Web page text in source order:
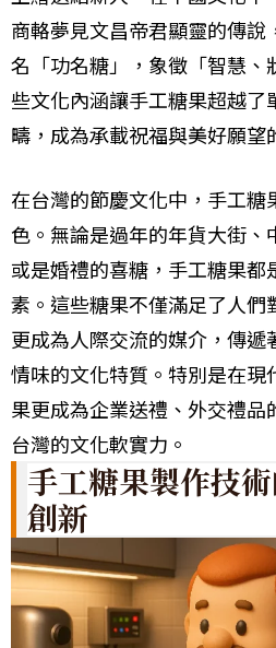
商輅夢見文昌帝君顯靈的傳說
名「功名糖」，象徵「智慧、
些文化內涵讓手工糖果超越了
疇，成為承載祝福與美好願望
在台灣的節慶文化中，手工糖
色。無論是過年的年貨大街、
或是婚禮的喜糖，手工糖果都
素。這些糖果不僅滿足了人們
更成為人際交流的媒介，傳遞
情味的文化特質。特別是在現
果更成為企業送禮、外交禮品
台灣的文化軟實力。
手工糖果製作技
創新